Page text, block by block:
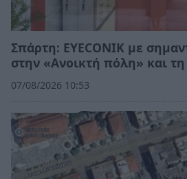
Σπάρτη: EYECONIK με
στην «Ανοικτή πόλη» και
07/08/2026 10:53